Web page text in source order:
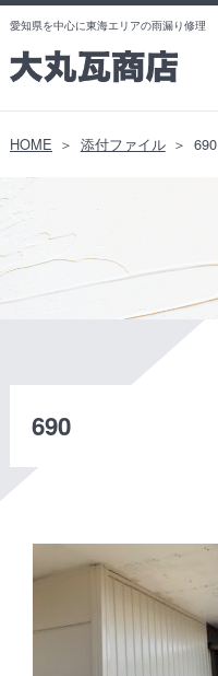
愛知県を中心に東海エリアの雨漏り修理
HOME 添付ファイル 690
690